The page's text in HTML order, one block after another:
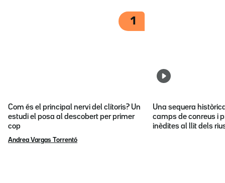
1
Com és el principal nervi del clítoris? Un
estudi el posa al descobert per primer
cop
Andrea Vargas Torrentó
Una sequera
camps de conreus i
inèdites al llit dels